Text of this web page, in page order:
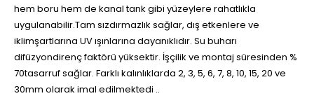
hem boru hem de kanal tank gibi yüzeylere rahatlıkla
uygulanabilir.Tam sızdırmazlık sağlar, dış etkenlere ve
iklimşartlarına UV ışınlarına dayanıklıdır. Su buharı
difüzyondirenç faktörü yüksektir. İşçilik ve montaj süresinden %
70tasarruf sağlar. Farklı kalınlıklarda 2, 3, 5, 6, 7, 8, 10, 15, 20 ve
30mm olarak imal edilmektedi ..